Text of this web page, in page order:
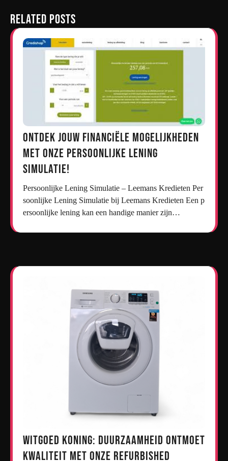
Related Posts
Ontdek jouw financiële mogelijkheden
met onze persoonlijke lening
simulatie!
Persoonlijke Lening Simulatie – Leemans Kredieten Per
soonlijke Lening Simulatie bij Leemans Kredieten Een p
ersoonlijke lening kan een handige manier zijn…
Witgoed Koning: Duurzaamheid ontmoet
kwaliteit met onze refurbished